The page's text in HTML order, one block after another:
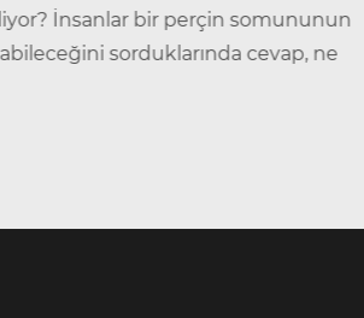
İnsanlar bir perçin somununun
sorduklarında cevap, ne